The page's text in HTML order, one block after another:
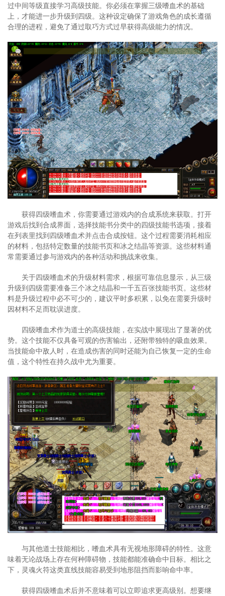
过中间等级直接学习高级技能。你必须在掌握三级嗜血术的基础
上，才能进一步升级到四级。这种设定确保了游戏角色的成长遵循
合理的进程，避免了通过取巧方式过早获得高级能力的情况。
获得四级嗜血术，你需要通过游戏内的合成系统来获取。打开
游戏后找到合成界面，选择技能书分类中的四级技能书选项，接着
在列表里找到四级嗜血术并点击合成按钮。这个过程需要消耗相应
的材料，包括特定数量的技能书页和冰之结晶等资源。这些材料通
常需要通过参与游戏内的各种活动和挑战来收集。
关于四级嗜血术的升级材料需求，根据可靠信息显示，从三级
升级到四级需要准备三个冰之结晶和一千五百张技能书页。这些材
料是升级过程中必不可少的，建议平时多积累，以免在需要升级时
因材料不足而耽误进度。
四级嗜血术作为道士的高级技能，在实战中展现出了显著的优
势。这个技能不仅具备可观的伤害输出，还附带独特的吸血效果。
当技能命中敌人时，在造成伤害的同时还能为自己恢复一定的生命
值，这个特性在持久战中尤为重要。
与其他道士技能相比，嗜血术具有无视地形障碍的特性。这意
味着无论战场上存在何种障碍物，技能都能准确命中目标。相比之
下，灵魂火符这类直线技能容易受到地形阻挡而影响命中率。
获得四级嗜血术后并不意味着可以立即追求更高级别。想要继